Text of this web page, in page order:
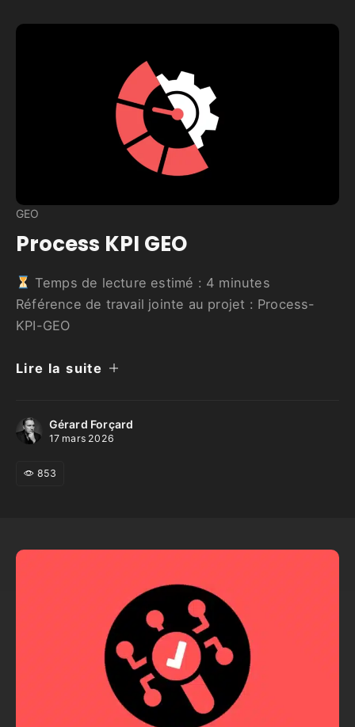
GEO
Process KPI GEO
Temps de lecture estimé : 4 minutes
Référence de travail jointe au projet : Process-
KPI-GEO
Lire la suite
Gérard Forçard
17 mars 2026
853